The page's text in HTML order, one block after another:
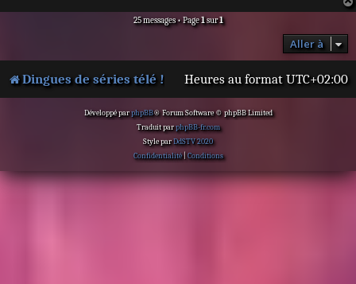
e
25 messages • Page1sur1
Aller à
Dingues de séries télé ! Heures au format UTC+02:00
Développé parphpBB® Forum Software © phpBB Limited
Traduit parphpBB-fr.com
Style parDdSTV 2020
Confidentialité|Conditions